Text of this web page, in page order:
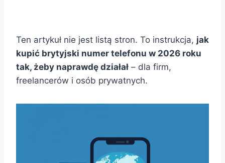
Ten artykuł nie jest listą stron. To instrukcja, jak
kupić brytyjski numer telefonu w 2026 roku
tak, żeby naprawdę działał – dla firm,
freelancerów i osób prywatnych.